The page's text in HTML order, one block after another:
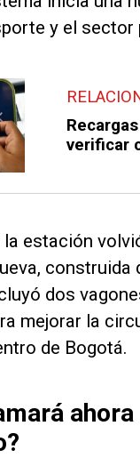
y el sector
verificar
estación
dos
mejorar la
de Bogotá.